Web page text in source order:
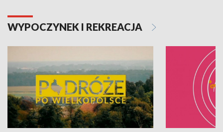
WYPOCZYNEK I REKREACJA